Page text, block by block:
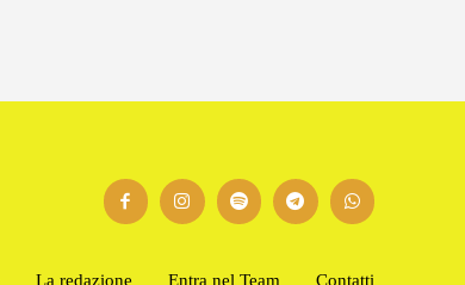
La redazione Entra nel Team Contatti